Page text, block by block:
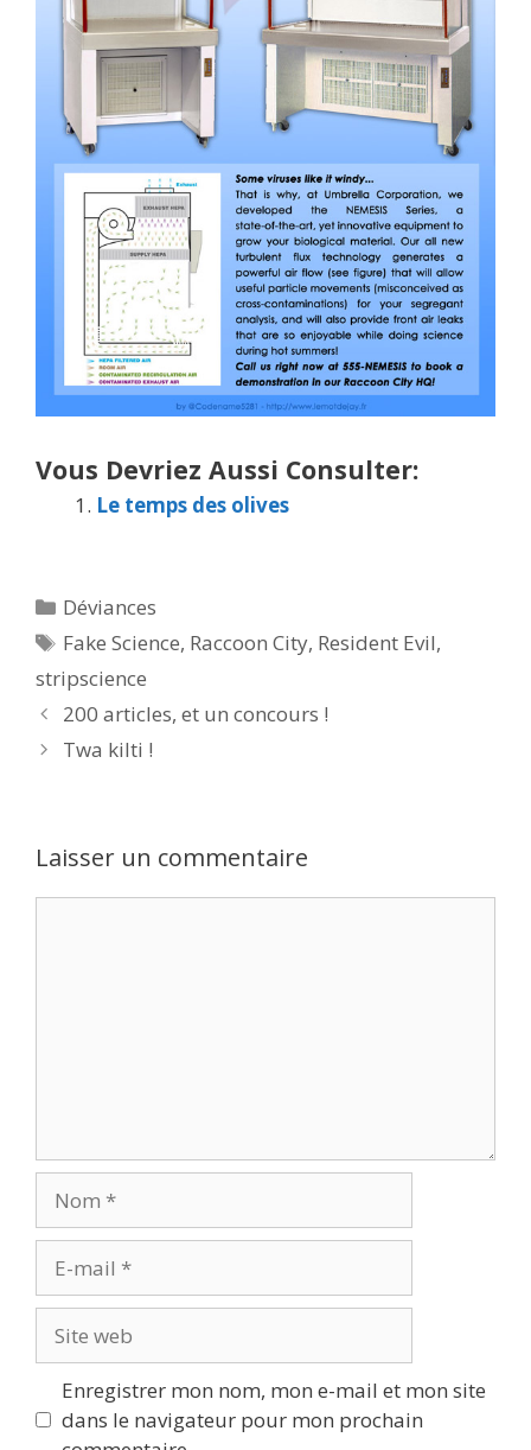
Vous Devriez Aussi Consulter:
Le temps des olives
Catégories
Déviances
Étiquettes
Fake Science, Raccoon City, Resident Evil,
stripscience
200 articles, et un concours !
Twa kilti !
Laisser un commentaire
mail
web
Enregistrer mon nom, mon e-mail et mon site
dans le navigateur pour mon prochain